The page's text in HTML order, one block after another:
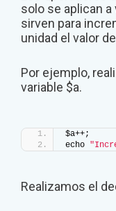
solo se aplican
sirven para
unidad el valor
Por ejemplo,
variable $a.
$a++;
echo
Realizamos el